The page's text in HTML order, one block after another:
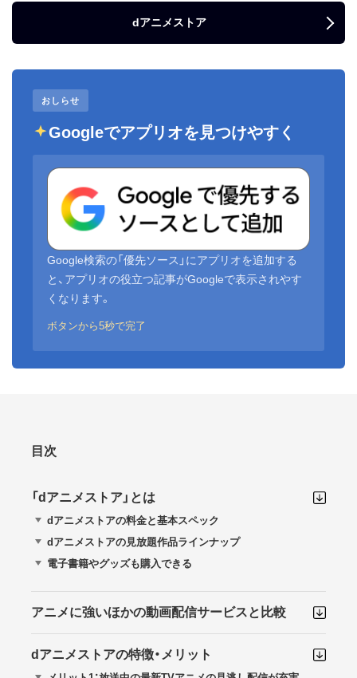
dアニメストア
おしらせ
Googleでアプリオを見つけやすく
Google検索の「優先ソース」にアプリオを追加する
と、アプリオの役立つ記事がGoogleで表示されやす
くなります。
ボタンから5秒で完了
目次
「dアニメストア」とは
dアニメストアの料金と基本スペック
dアニメストアの見放題作品ラインナップ
電子書籍やグッズも購入できる
アニメに強いほかの動画配信サービスと比較
dアニメストアの特徴・メリット